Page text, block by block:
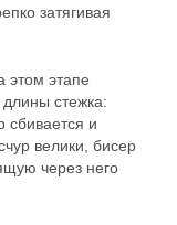
затягивая
этом этапе
стежка:
сбивается и
велики, бисер
через него